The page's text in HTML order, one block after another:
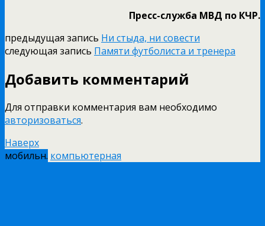
Пресс-служба МВД по КЧР.
предыдущая запись Ни стыда, ни совести
следующая запись Памяти футболиста и тренера
Добавить комментарий
Для отправки комментария вам необходимо
авторизоваться.
Наверх
мобильн. компьютерная